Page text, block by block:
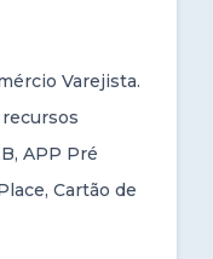
Varejista.
APP Pré
Cartão de